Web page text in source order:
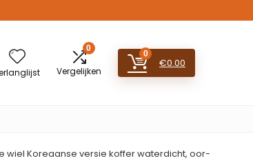
0
Vergelijken
0
€0.00
wiel Koreaanse versie koffer waterdicht, oor-